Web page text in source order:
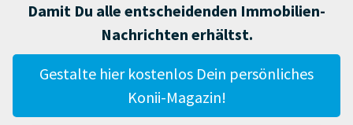
Damit Du alle entscheidenden Immobilien-
Nachrichten erhältst.
Gestalte hier kostenlos Dein persönliches
Konii-Magazin!